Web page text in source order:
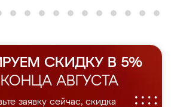
СКИДКУ В 5%
АВГУСТА
заявку сейчас, скидка